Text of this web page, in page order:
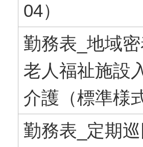
04）
勤務表_地域
老人福祉施設
介護（標準様
勤務表_定期